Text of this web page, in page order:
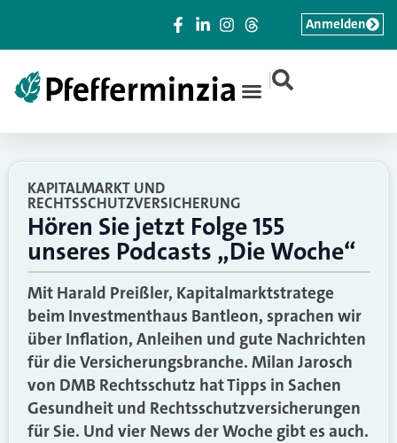
|
Anmelden
KAPITALMARKT UND
RECHTSSCHUTZVERSICHERUNG
Hören Sie jetzt Folge 155
unseres Podcasts „Die Woche“
Mit Harald Preißler, Kapitalmarktstratege
beim Investmenthaus Bantleon, sprachen wir
über Inflation, Anleihen und gute Nachrichten
für die Versicherungsbranche. Milan Jarosch
von DMB Rechtsschutz hat Tipps in Sachen
Gesundheit und Rechtsschutzversicherungen
für Sie. Und vier News der Woche gibt es auch.